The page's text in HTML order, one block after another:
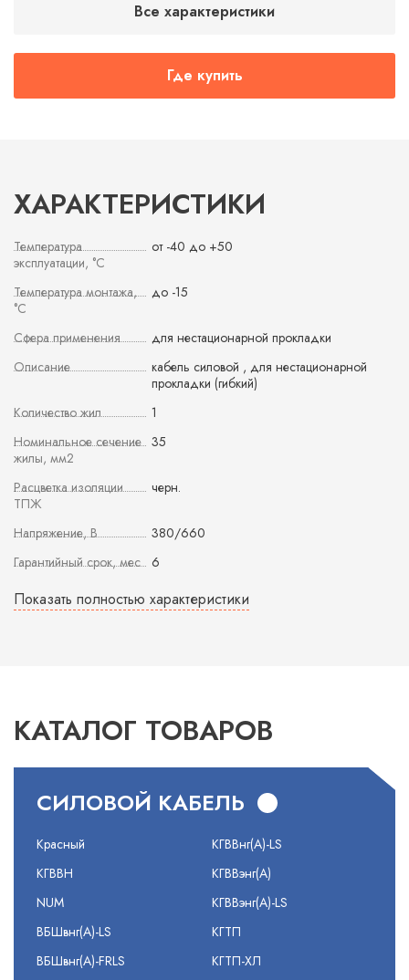
Все характеристики
Где купить
ХАРАКТЕРИСТИКИ
Температура
эксплуатации, °С
от -40 до +50
Температура монтажа,
°С
до -15
Сфера применения
для нестационарной прокладки
Описание
кабель силовой , для нестационарной
прокладки (гибкий)
Количество жил
1
Номинальное сечение
жилы, мм2
35
Расцветка изоляции
ТПЖ
черн.
Напряжение, В
380/660
Гарантийный срок, мес
6
Показать полностью характеристики
КАТАЛОГ ТОВАРОВ
СИЛОВОЙ КАБЕЛЬ
Красный
КГВВН
NUM
ВБШвнг(А)-LS
ВБШвнг(А)-FRLS
КГВВнг(А)-LS
КГВВэнг(А)
КГВВэнг(А)-LS
КГТП
КГТП-ХЛ